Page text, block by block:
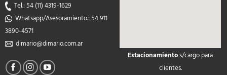
Tel.: 54 (11) 4319-1629
Whatsapp/Asesoramiento.: 54 911
3890-4571
dimario@dimario.com.ar
soap2day
google maps on your
Estacionamientos/cargo para
clientes.